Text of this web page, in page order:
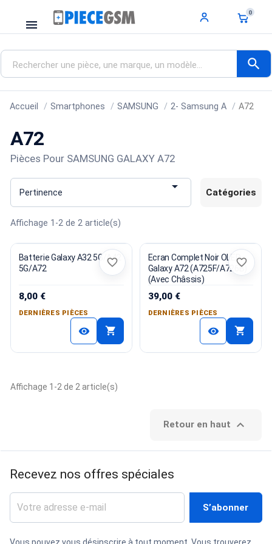
menu
0
search
Accueil Smartphones SAMSUNG 2- Samsung A A72
A72
Pièces Pour SAMSUNG GALAXY A72
Pertinence  Catégories
Affichage 1-2 de 2 article(s)
Batterie Galaxy A32 5G/A42
5G/A72
8,00 €
DERNIÈRES PIÈCES
visibility shopping_cart
favorite_border
Ecran Complet Noir OLED
Galaxy A72 (A725F/A726B)
(Avec Châssis)
39,00 €
DERNIÈRES PIÈCES
visibility shopping_cart
favorite_border
Affichage 1-2 de 2 article(s)
Retour en haut 
Recevez nos offres spéciales
Vous pouvez vous désinscrire à tout moment. Vous trouverez